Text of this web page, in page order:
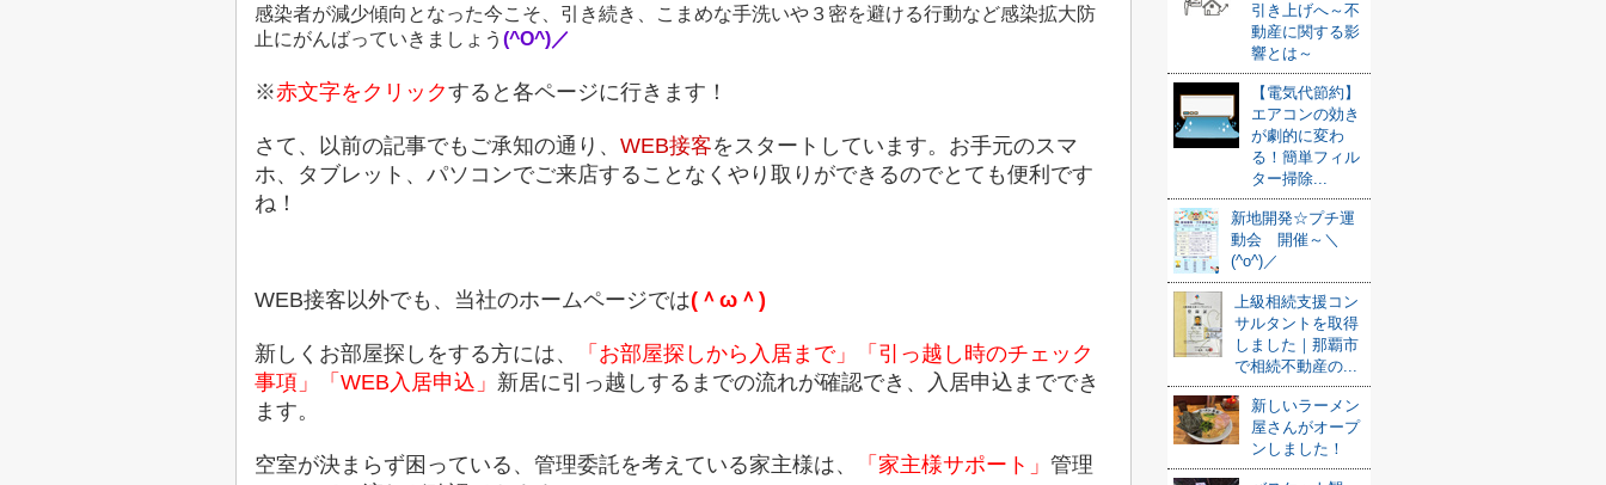
感染者が減少傾向となった今こそ、引き続き、こまめな手洗いや３密を避ける行動など感染拡大防
止にがんばっていきましょう (^O^)／
※赤文字をクリックすると各ページに行きます！
さて、以前の記事でもご承知の通り、 WEB接客をスタートしています。お手元のスマ
ホ、タブレット、パソコンでご来店することなくやり取りができるのでとても便利です
ね！
WEB接客以外でも、当社のホームページでは(＾ω＾)
新しくお部屋探しをする方には、 「お部屋探しから入居まで」
「引っ越し時のチェック
事項」
「WEB入居申込」 新居に引っ越しするまでの流れが確認でき、入居申込まででき
ます。
空室が決まらず困っている、管理委託を考えている家主様は、 「家主様サポート」 管理
引き上げへ～不
動産に関する影
響とは～
【電気代節約】
エアコンの効き
が劇的に変わ
る！簡単フィル
ター掃除...
新地開発☆プチ運
動会 開催～＼
(^o^)／
上級相続支援コン
サルタントを取得
しました｜那覇市
で相続不動産の...
新しいラーメン
屋さんがオープ
ンしました！